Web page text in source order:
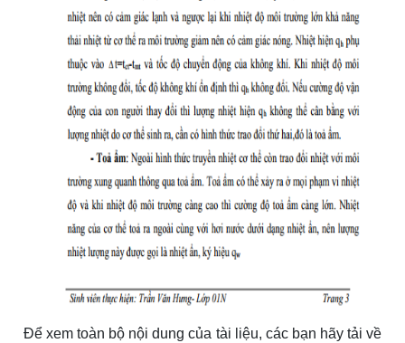
Để xem toàn bộ nội dung của tài liệu, các bạn hãy tải về